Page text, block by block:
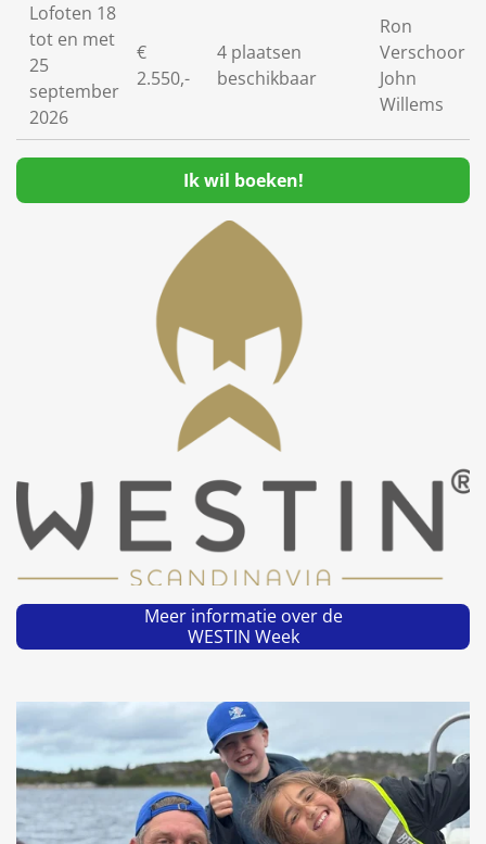
Lofoten 18
tot en met
25
september
2026
€
2.550,-
4 plaatsen
beschikbaar
Ron
Verschoor -
John
Willems
Ik wil boeken!
Meer informatie over de
WESTIN Week